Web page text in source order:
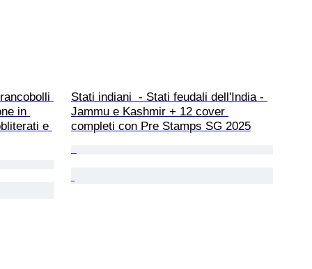
in
e
Stati indiani  - Stati feudali dell'India -
Jammu e Kashmir + 12 cover
completi con Pre Stamps SG 2025